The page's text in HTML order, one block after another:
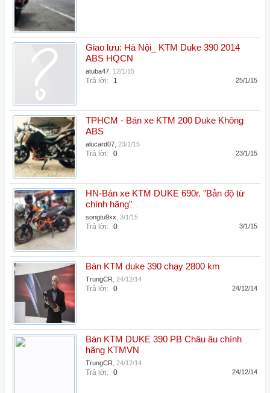
Giao lưu: Hà Nội_ KTM Duke 390 2014
ABS HQCN
atuba47 12/1/15
Trả lời: 1 25/1/15
TPHCM - Bán xe KTM 200 Duke Không
ABS
alucard07 23/1/15
Trả lời: 0 23/1/15
HN-Bán xe KTM DUKE 690r. "Bản độ từ
chính hãng"
songtu9xx 3/1/15
Trả lời: 0 3/1/15
Bán KTM duke 390 chạy 2800 km
TrungCR 24/12/14
Trả lời: 0 24/12/14
Bán KTM DUKE 390 PB Châu âu chính
hãng KTMVN
TrungCR 24/12/14
Trả lời: 0 24/12/14